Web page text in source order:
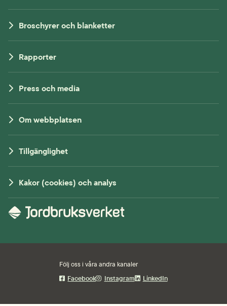
Broschyrer och blanketter
Rapporter
Press och media
Om webbplatsen
Tillgänglighet
Kakor (cookies) och analys
Följ oss i våra andra kanaler
Facebook
Instagram LinkedIn